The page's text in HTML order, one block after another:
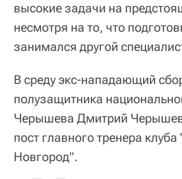
высокие задачи на
несмотря на то, что
занимался другой
В среду экс-нападающий
полузащитника
Черышева Дмитрий
пост главного тренера
Новгород".